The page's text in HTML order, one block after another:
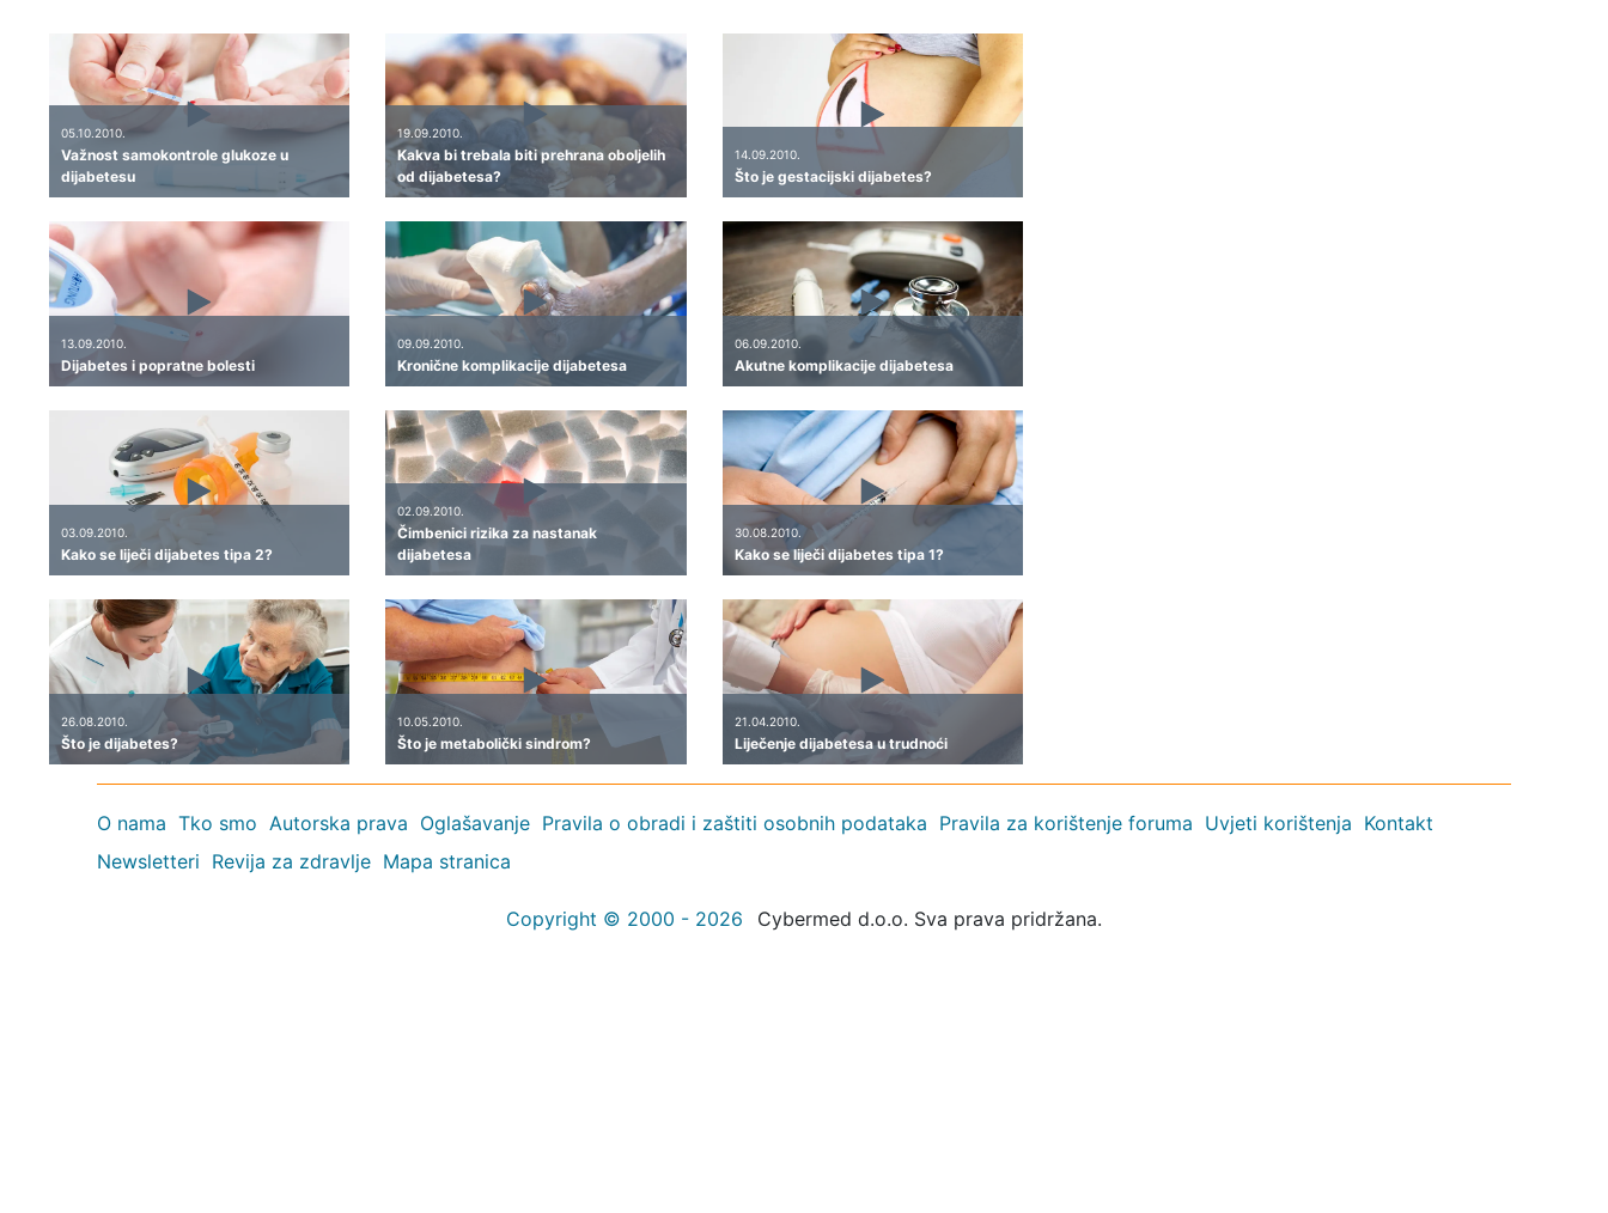
05.10.2010.
Važnost samokontrole glukoze u
dijabetesu
19.09.2010.
Kakva bi trebala biti prehrana oboljelih
od dijabetesa?
14.09.2010.
Što je gestacijski dijabetes?
13.09.2010.
Dijabetes i popratne bolesti
09.09.2010.
Kronične komplikacije dijabetesa
06.09.2010.
Akutne komplikacije dijabetesa
03.09.2010.
Kako se liječi dijabetes tipa 2?
02.09.2010.
Čimbenici rizika za nastanak
dijabetesa
30.08.2010.
Kako se liječi dijabetes tipa 1?
26.08.2010.
Što je dijabetes?
10.05.2010.
Što je metabolički sindrom?
21.04.2010.
Liječenje dijabetesa u trudnoći
O nama Tko smo Autorska prava Oglašavanje Pravila o obradi i zaštiti osobnih podataka Pravila za korištenje foruma Uvjeti korištenja Kontakt
Newsletteri Revija za zdravlje Mapa stranica
Copyright © 2000 - 2026 Cybermed d.o.o. Sva prava pridržana.